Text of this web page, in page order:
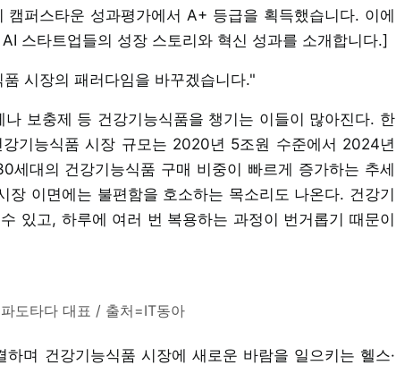
퍼스타운 성과평가에서 A+ 등급을 획득했습니다. 이에
스타트업들의 성장 스토리와 혁신 성과를 소개합니다.]
시장의 패러다임을 바꾸겠습니다."
보충제 등 건강기능식품을 챙기는 이들이 많아진다. 한
기능식품 시장 규모는 2020년 5조원 수준에서 2024년
대의 건강기능식품 구매 비중이 빠르게 증가하는 추세
장 이면에는 불편함을 호소하는 목소리도 나온다. 건강기
있고, 하루에 여러 번 복용하는 과정이 번거롭기 때문이
도타다 대표 / 출처=IT동아
며 건강기능식품 시장에 새로운 바람을 일으키는 헬스·